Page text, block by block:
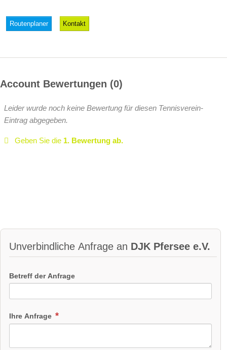
Routenplaner Kontakt
Account Bewertungen 0
Leider wurde noch keine Bewertung für diesen Tennisverein-
Eintrag abgegeben.
Geben Sie die 1. Bewertung ab.
Unverbindliche Anfrage an DJK Pfersee e.V.
Betreff der Anfrage
Ihre Anfrage